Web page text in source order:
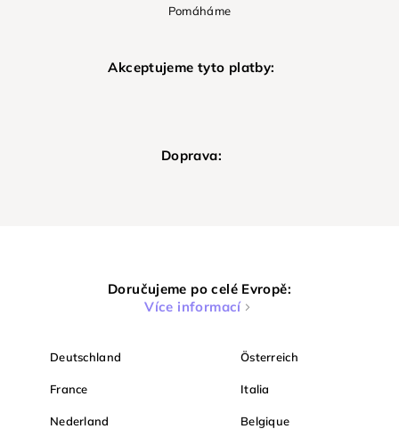
Pomáháme
Akceptujeme tyto platby:
Doprava:
Doručujeme po celé Evropě:
Více informací
Deutschland Österreich
France Italia
Nederland Belgique